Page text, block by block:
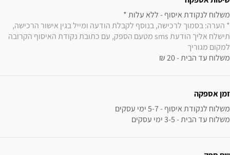
משלוח לנקודת איסוף - ללא עלות *
למקום מגוריך
משלוח עד הבית - 20 ₪
זמן אספקה
משלוח עד הבית - 3-5 ימי עסקים